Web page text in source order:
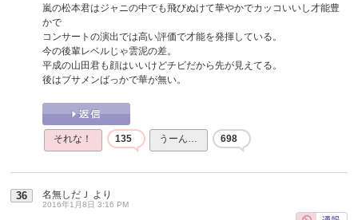
嵐の松本君はジャニの中でも飛びぬけて華やかでカッコいいし才能豊
かで
コンサートの演出では高い評価で才能を発揮している。
今の後輩レベルじゃ雲泥の差。
平成の山田君も顔はいいけどチビだから先が見えてる。
後はブサメンばっかで華が無い。
それな！ 135 うーん… 698
36 名無しだＪ より
2016年1月8日 3:16 PM